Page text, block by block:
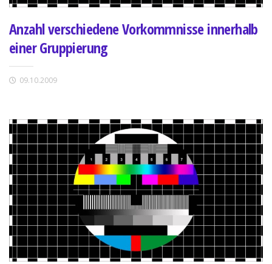
Anzahl verschiedene Vorkommnisse innerhalb
einer Gruppierung
09.10.2009